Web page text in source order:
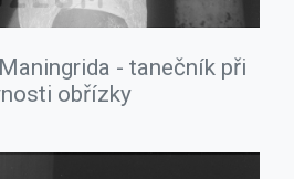
- tanečník při
obřízky